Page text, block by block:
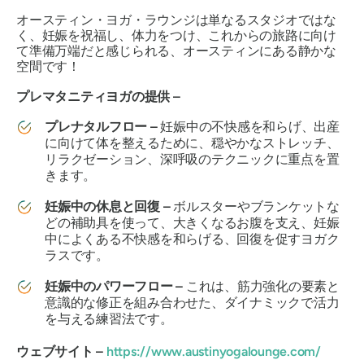
オースティン・ヨガ・ラウンジは単なるスタジオではな
く、妊娠を祝福し、体力をつけ、これからの旅路に向け
て準備万端だと感じられる、 オースティンにある静かな
空間です！
プレマタニティヨガの提供 –
プレナタルフロー –妊娠中の不快感を和らげ、出産
に向けて体を整えるために、穏やかなストレッチ、
リラクゼーション、深呼吸のテクニックに重点を置
きます。
妊娠中の休息と回復 – ボルスターやブランケットな
どの補助具を使って、大きくなるお腹を支え、妊娠
中によくある不快感を和らげる、回復を促すヨガク
ラスです。
妊娠中のパワーフロー – これは、筋力強化の要素と
意識的な修正を組み合わせた、ダイナミックで活力
を与える練習法です。
ウェブサイト – https://www.austinyogalounge.com/